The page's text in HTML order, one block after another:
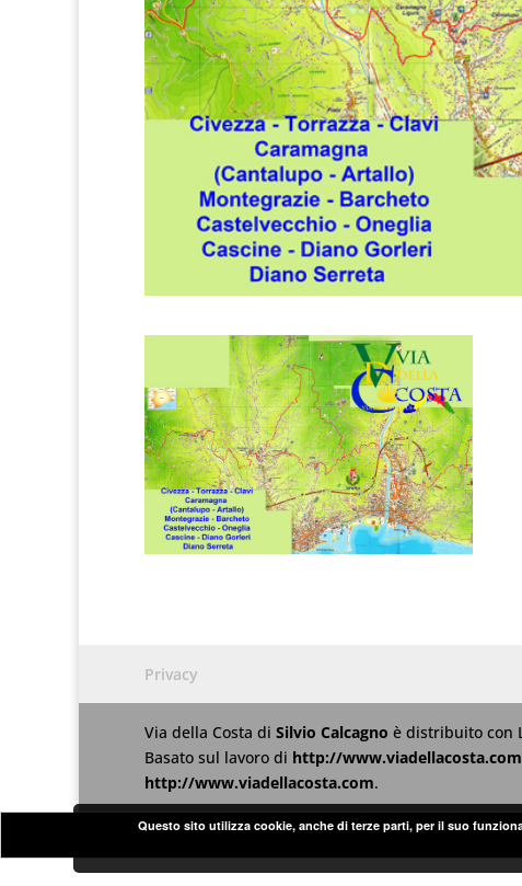
Privacy
Via della Costa di Silvio Calcagno è distribuito con
Basato sul lavoro di http://www.viadellacosta.com
http://www.viadellacosta.com.
Questo sito utilizza cookie, anche di terze parti, per il suo